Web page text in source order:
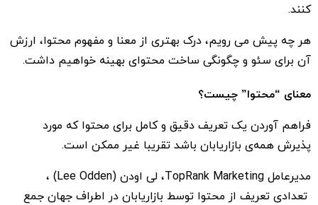
کنند.
هر چه پیش می رویم، درک بهتری از معنا و مفهوم محتوا، ارزش
آن برای سئو و چگونگی ساخت محتوای بهینه‌ خواهیم داشت.
معنای “محتوا” چیست؟
فراهم آوردن یک تعریف دقیق و کامل برای محتوا که مورد
پذیرش همه‌ی بازاریابان باشد تقریبا غیر ممکن است.
مدیرعامل TopRank Marketing، لی اودن (Lee Odden) ،
تعدادی تعریف از محتوا توسط بازاریابان در اطراف جهان جمع